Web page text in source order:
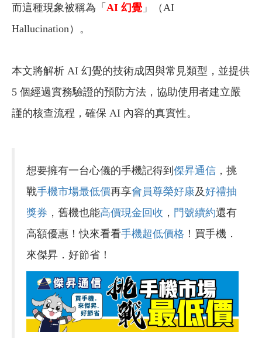
而這種現象被稱為「 AI 幻覺 」（AI
Hallucination）。
本文將解析 AI 幻覺的技術成因與常見類型，並提供
5 個經過實務驗證的預防方法，協助使用者建立嚴
謹的核查流程，確保 AI 內容的真實性。
想要擁有一台心儀的手機記得到 傑昇通信 ，挑
戰手機市場最低價再享會員尊榮好康及好禮抽
獎券 ，舊機也能高價現金回收 ， 門號續約還有
高額優惠！快來看看手機超低價格 ！買手機．
來傑昇．好節省！